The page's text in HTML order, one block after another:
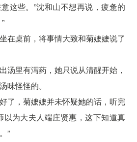
这些。”沈和山不想再说，疲惫的
在桌前，将事情大致和菊嬷嬷说了
汤里有泻药，她只说从清醒开始，
味怪怪的。
了，菊嬷嬷并未怀疑她的话，听完
以为大夫人端庄贤惠，这下知道真
”